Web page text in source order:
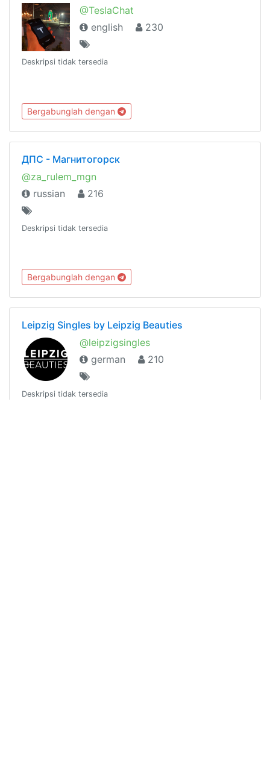
@TeslaChat
english
230
Deskripsi tidak tersedia
Bergabunglah dengan
ДПС - Магнитогорск
@za_rulem_mgn
russian
216
Deskripsi tidak tersedia
Bergabunglah dengan
Leipzig Singles by Leipzig Beauties
@leipzigsingles
german
210
Deskripsi tidak tersedia